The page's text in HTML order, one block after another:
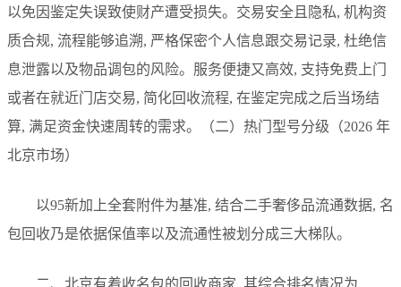
以免因鉴定失误致使财产遭受损失。交易安全且隐私, 机构资
质合规, 流程能够追溯, 严格保密个人信息跟交易记录, 杜绝信
息泄露以及物品调包的风险。服务便捷又高效, 支持免费上门
或者在就近门店交易, 简化回收流程, 在鉴定完成之后当场结
算, 满足资金快速周转的需求。（二）热门型号分级（2026 年
北京市场）
以95新加上全套附件为基准, 结合二手奢侈品流通数据, 名
包回收乃是依据保值率以及流通性被划分成三大梯队。
二、北京有着收名包的回收商家, 其综合排名情况为